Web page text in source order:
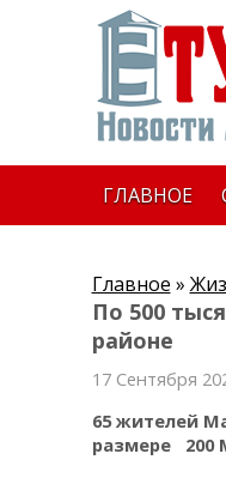
ГЛАВНОЕ
Главное »
По 500
районе
17 Сентября
65 жителей
размере 200